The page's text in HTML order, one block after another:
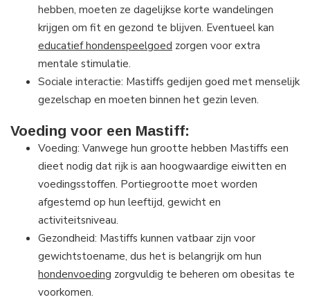
hebben, moeten ze dagelijkse korte wandelingen
krijgen om fit en gezond te blijven. Eventueel kan
educatief hondenspeelgoed zorgen voor extra
mentale stimulatie.
Sociale interactie: Mastiffs gedijen goed met menselijk
gezelschap en moeten binnen het gezin leven.
Voeding voor een Mastiff:
Voeding: Vanwege hun grootte hebben Mastiffs een
dieet nodig dat rijk is aan hoogwaardige eiwitten en
voedingsstoffen. Portiegrootte moet worden
afgestemd op hun leeftijd, gewicht en
activiteitsniveau.
Gezondheid: Mastiffs kunnen vatbaar zijn voor
gewichtstoename, dus het is belangrijk om hun
hondenvoeding zorgvuldig te beheren om obesitas te
voorkomen.